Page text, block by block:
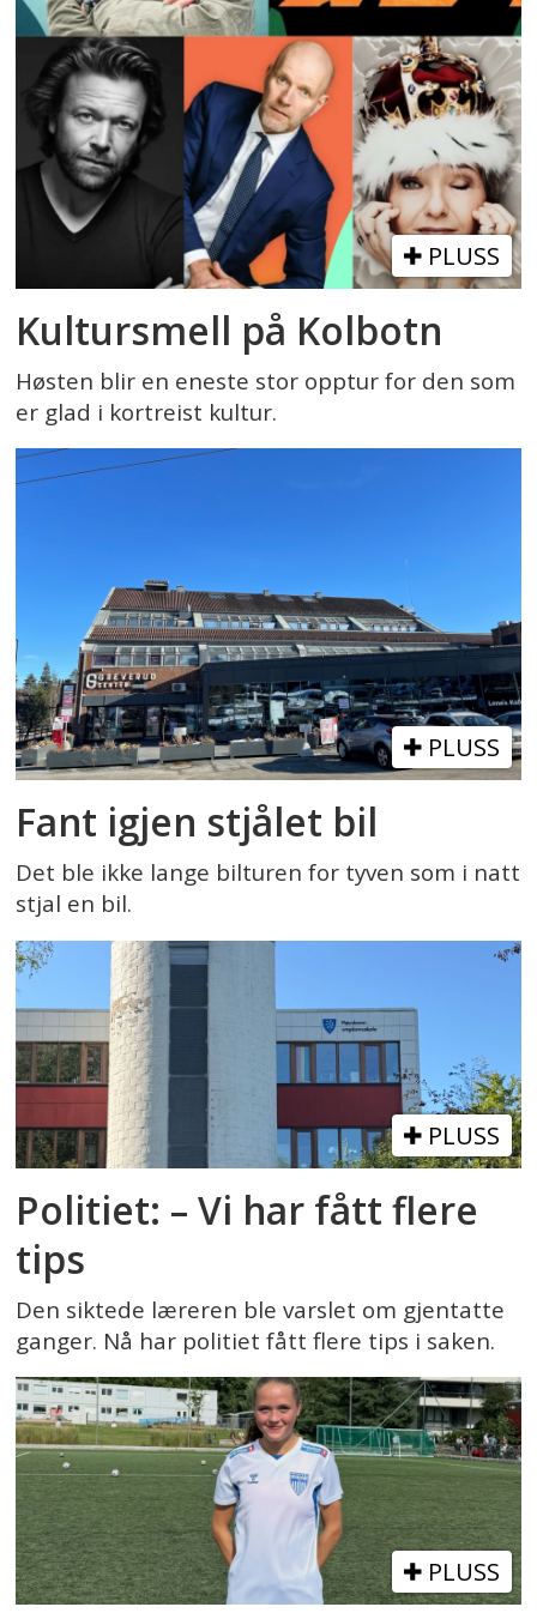
PLUSS
Kultursmell på Kolbotn
Høsten blir en eneste stor opptur for den som
er glad i kortreist kultur.
PLUSS
Fant igjen stjålet bil
Det ble ikke lange bilturen for tyven som i natt
stjal en bil.
PLUSS
Politiet: – Vi har fått flere
tips
Den siktede læreren ble varslet om gjentatte
ganger. Nå har politiet fått flere tips i saken.
PLUSS